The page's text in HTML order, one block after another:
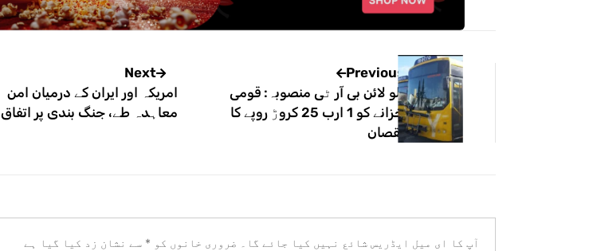
Previous
یلو لائن بی آر ٹی منصوبہ: قومی
خزانے کو 1 ارب 25 کروڑ روپے کا
نقصان
Next
امریکہ اور ایران کے درمیان امن
معاہدہ طے، جنگ بندی پر اتفاق
آپ کا ای میل ایڈریس شائع نہیں کیا جائے گا۔ ضروری خانوں کو * سے نشان زد کیا گیا ہے